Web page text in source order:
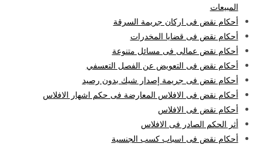
المبيعات
أحكام نقض فى اركان جريمة السرقة
أحكام نقض فى قضايا المخدرات
أحكام نقض عمالى فى مسائل متنوعة
أحكام نقض فى التعويض عن الفصل التعسفي
أحكام نقض فى جريمة إصدار شيك بدون رصيد
أحكام نقض فى الافلاس المعارضة فى حكم اشهار الافلاس
أحكام نقض فى الافلاس
أثر الحكم الصادر فى الافلاس
أحكام نقض فى اسباب كسب الجنسية